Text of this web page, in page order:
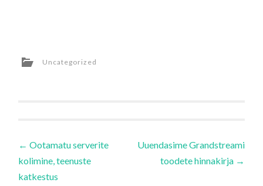
Uncategorized
Navigeerimine
← Ootamatu serverite
kolimine, teenuste
katkestus
Uuendasime Grandstreami
toodete hinnakirja →